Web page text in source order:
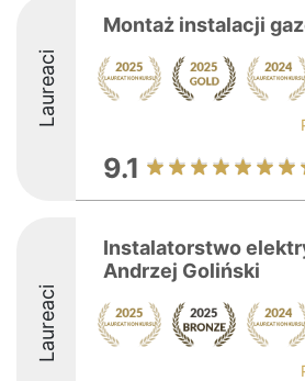
Laureaci
Montaż instalacji
9.1
Laureaci
Instalatorstwo
Andrzej Goliński